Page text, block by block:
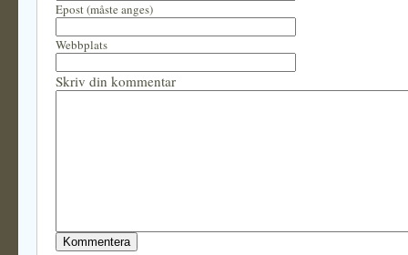
Epost (måste anges)
Webbplats
Skriv din kommentar